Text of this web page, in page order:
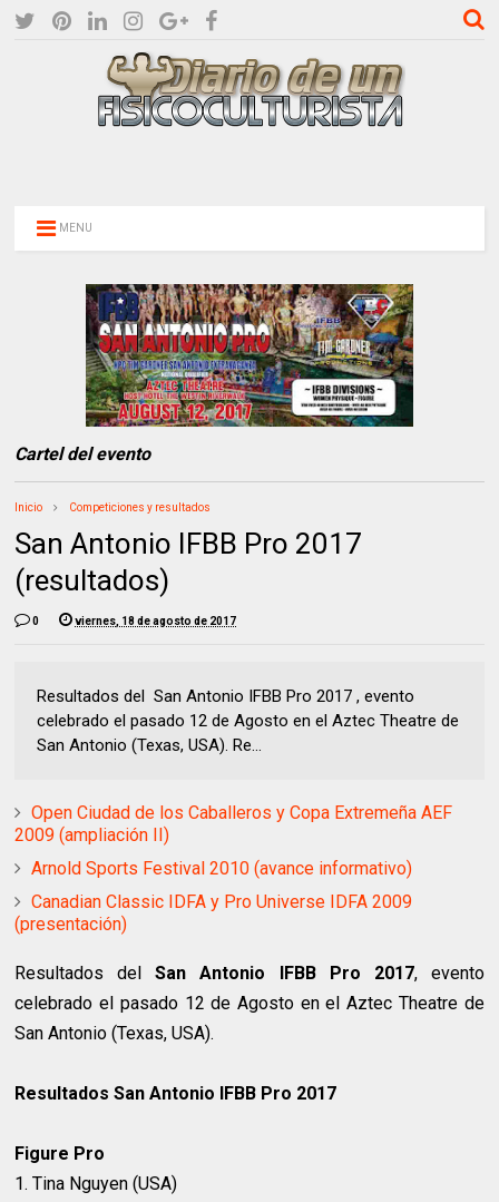
MENU
Cartel del evento
Inicio Competiciones y resultados
San Antonio IFBB Pro 2017
(resultados)
0 viernes, 18 de agosto de 2017
Resultados del San Antonio IFBB Pro 2017 , evento
celebrado el pasado 12 de Agosto en el Aztec Theatre de
San Antonio (Texas, USA). Re...
Open Ciudad de los Caballeros y Copa Extremeña AEF
2009 (ampliación II)
Arnold Sports Festival 2010 (avance informativo)
Canadian Classic IDFA y Pro Universe IDFA 2009
(presentación)
Resultados delSan Antonio IFBB Pro 2017, evento
celebrado el pasado 12 de Agosto en el Aztec Theatre de
San Antonio (Texas, USA).
Resultados San Antonio IFBB Pro 2017
Figure Pro
1. Tina Nguyen (USA)